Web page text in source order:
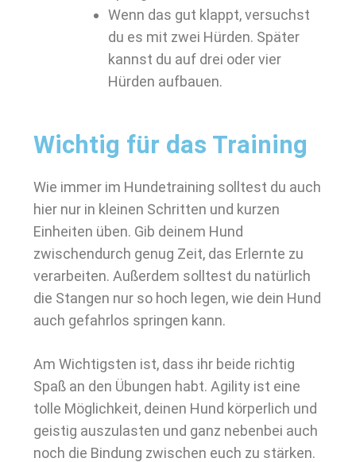
Wenn das gut klappt, versuchst
du es mit zwei Hürden. Später
kannst du auf drei oder vier
Hürden aufbauen.
Wichtig für das Training
Wie immer im Hundetraining solltest du auch
hier nur in kleinen Schritten und kurzen
Einheiten üben. Gib deinem Hund
zwischendurch genug Zeit, das Erlernte zu
verarbeiten. Außerdem solltest du natürlich
die Stangen nur so hoch legen, wie dein Hund
auch gefahrlos springen kann.
Am Wichtigsten ist, dass ihr beide richtig
Spaß an den Übungen habt. Agility ist eine
tolle Möglichkeit, deinen Hund körperlich und
geistig auszulasten und ganz nebenbei auch
noch die Bindung zwischen euch zu stärken.